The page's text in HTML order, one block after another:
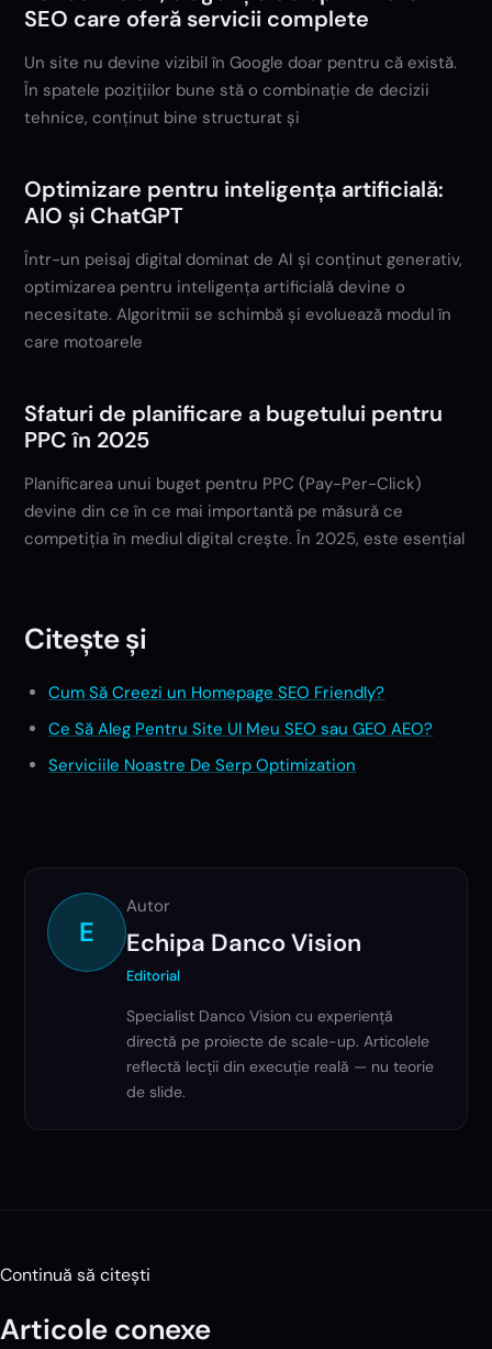
SEO care oferă servicii complete
Un site nu devine vizibil în Google doar pentru că există.
În spatele pozițiilor bune stă o combinație de decizii
tehnice, conținut bine structurat și
Optimizare pentru inteligența artificială:
AIO și ChatGPT
Într-un peisaj digital dominat de AI și conținut generativ,
optimizarea pentru inteligența artificială devine o
necesitate. Algoritmii se schimbă și evoluează modul în
care motoarele
Sfaturi de planificare a bugetului pentru
PPC în 2025
Planificarea unui buget pentru PPC (Pay-Per-Click)
devine din ce în ce mai importantă pe măsură ce
competiția în mediul digital crește. În 2025, este esențial
Citește și
Cum Să Creezi un Homepage SEO Friendly?
Ce Să Aleg Pentru Site Ul Meu SEO sau GEO AEO?
Serviciile Noastre De Serp Optimization
E
Autor
Echipa Danco Vision
Editorial
Specialist Danco Vision cu experiență
directă pe proiecte de scale-up. Articolele
reflectă lecții din execuție reală — nu teorie
de slide.
Continuă să citești
Articole conexe